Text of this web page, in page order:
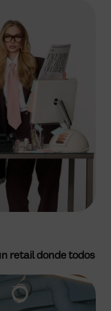
retail donde todos